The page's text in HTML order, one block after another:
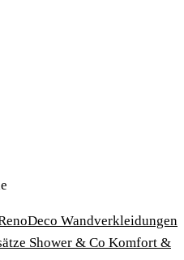
Wandverkleidungen
Shower & Co Komfort &